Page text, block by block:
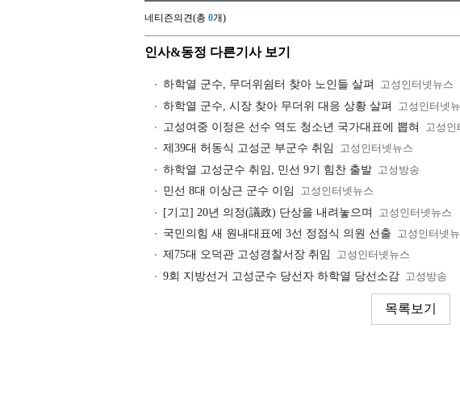
네티즌의견(총 0개)
인사&동정 다른기사 보기
하학열 군수, 무더위쉼터 찾아 노인들 살펴
고성인터넷뉴스
하학열 군수, 시장 찾아 무더위 대응 상황 살펴
고성인터넷
고성여중 이정은 선수 역도 청소년 국가대표에 뽑혀
고성인
제39대 허동식 고성군 부군수 취임
고성인터넷뉴스
하학열 고성군수 취임, 민선 9기 힘찬 출발 고성방송
민선 8대 이상근 군수 이임
고성인터넷뉴스
[기고] 20년 의정(議政) 단상을 내려놓으며
고성인터넷뉴스
국민의힘 새 원내대표에 3선 정점식 의원 선출
고성인터넷
제75대 오덕관 고성경찰서장 취임
고성인터넷뉴스
9회 지방선거 고성군수 당선자 하학열 당선소감 고성방송